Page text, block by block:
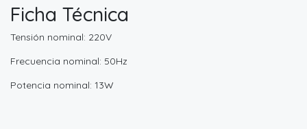
Ficha Técnica
Tensión nominal: 220V
Frecuencia nominal: 50Hz
Potencia nominal: 13W